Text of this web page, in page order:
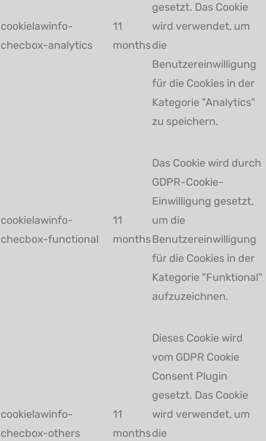
cookielawinfo-
checbox-analytics
11
months
gesetzt. Das Cookie
wird verwendet, um
die
Benutzereinwilligung
für die Cookies in der
Kategorie "Analytics"
zu speichern.
cookielawinfo-
checbox-functional
11
months
Das Cookie wird durch
GDPR-Cookie-
Einwilligung gesetzt,
um die
Benutzereinwilligung
für die Cookies in der
Kategorie "Funktional"
aufzuzeichnen.
cookielawinfo-
checbox-others
11
months
Dieses Cookie wird
vom GDPR Cookie
Consent Plugin
gesetzt. Das Cookie
wird verwendet, um
die